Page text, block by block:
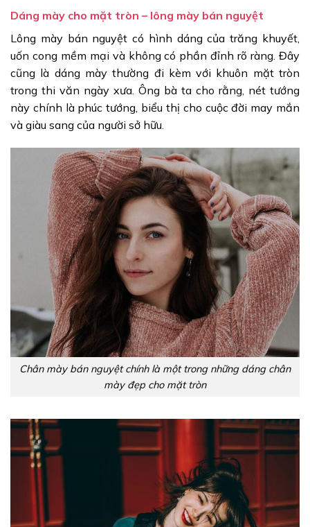
Dáng mày cho mặt tròn – lông mày bán nguyệt
Lông mày bán nguyệt có hình dáng của trăng khuyết,
uốn cong mềm mại và không có phần đỉnh rõ ràng. Đây
cũng là dáng mày thường đi kèm với khuôn mặt tròn
trong thi văn ngày xưa. Ông bà ta cho rằng, nét tướng
này chính là phúc tướng, biểu thị cho cuộc đời may mắn
và giàu sang của người sở hữu.
Chân mày bán nguyệt chính là một trong những dáng chân
mày đẹp cho mặt tròn